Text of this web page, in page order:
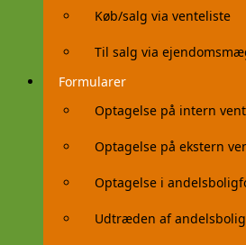
Køb/salg via venteliste
Til salg via
Formularer
Optagelse på intern
Optagelse på ekstern
Optagelse i
Udtræden af